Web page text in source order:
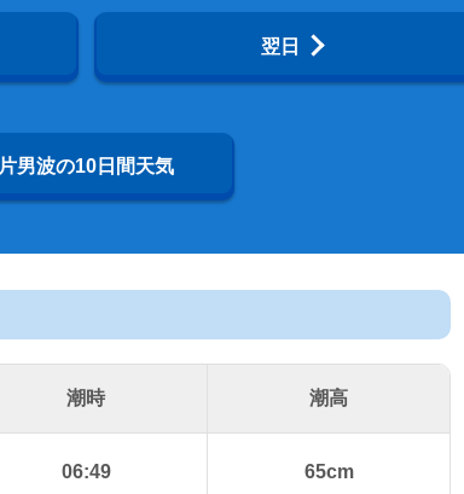
翌日
片男波の10日間天気
潮時 潮高
06:49 65cm